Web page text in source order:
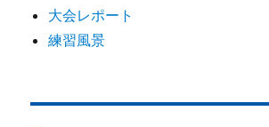
大会レポート
練習風景